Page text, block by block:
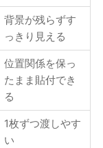
背景が残らずす
っきり見える
位置関係を保っ
たまま貼付でき
る
1枚ずつ渡しやす
い